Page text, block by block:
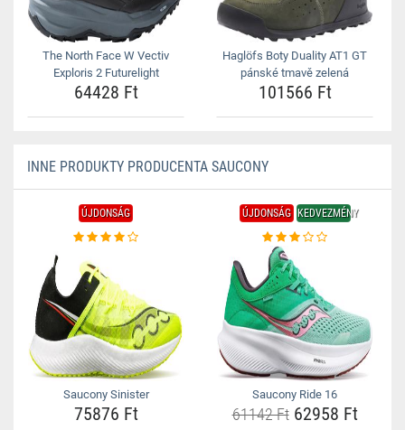
The North Face W Vectiv
Exploris 2 Futurelight
64428 Ft
Haglöfs Boty Duality AT1 GT
pánské tmavě zelená
101566 Ft
INNE PRODUKTY PRODUCENTA SAUCONY
ÚJDONSÁG
Saucony Sinister
75876 Ft
ÚJDONSÁG KEDVEZMÉNY
Saucony Ride 16
61142 Ft62958 Ft